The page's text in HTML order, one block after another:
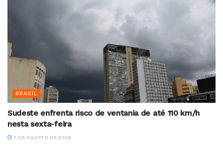
BRASIL
Sudeste enfrenta risco de ventania de até 110 km/h
nesta sexta-feira
7 DE AGOSTO DE 2026